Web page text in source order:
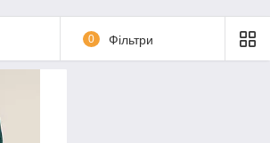
0 Фільтри